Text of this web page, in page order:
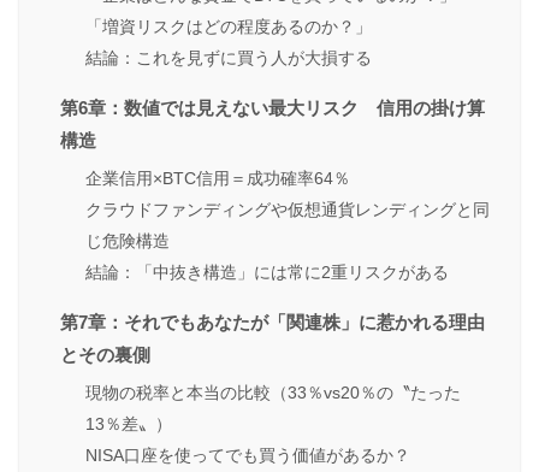
「増資リスクはどの程度あるのか？」
結論：これを見ずに買う人が大損する
第6章：数値では見えない最大リスク 信用の掛け算
構造
企業信用×BTC信用＝成功確率64％
クラウドファンディングや仮想通貨レンディングと同
じ危険構造
結論：「中抜き構造」には常に2重リスクがある
第7章：それでもあなたが「関連株」に惹かれる理由
とその裏側
現物の税率と本当の比較（33％vs20％の〝たった
13％差〟）
NISA口座を使ってでも買う価値があるか？